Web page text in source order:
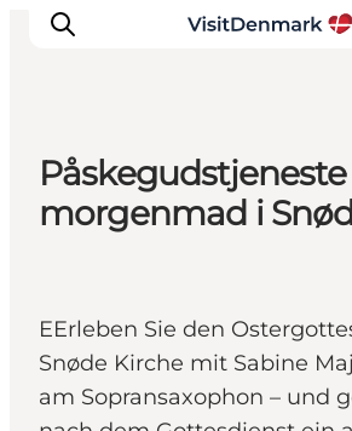
Inspiration
Regionen
Reiseplanung
morgenmad i
EErleben Sie den
Snøde Kirche mit Sabine
am Sopransaxophon – und